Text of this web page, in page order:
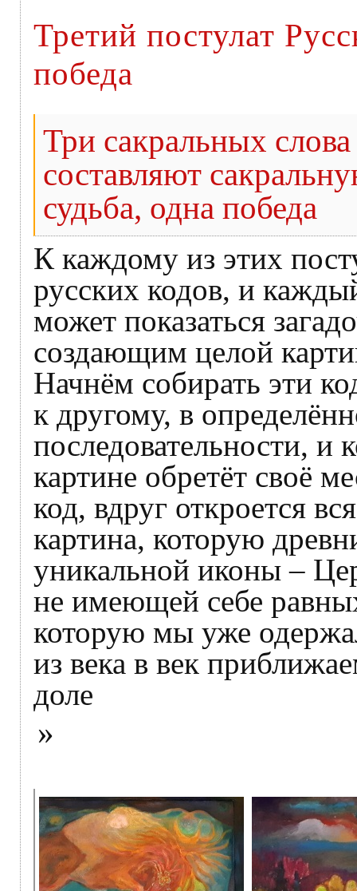
Третий постулат
победа
Три сакральных
составляют
судьба, одна победа
К каждому из этих
русских кодов, и
может показаться
создающим целой
Начнём собирать эти
к другому, в
последовательности, и
картине обретёт своё
код, вдруг откроется
картина, которую
уникальной иконы –
не имеющей себе
которую мы уже
из века в век
доле
»